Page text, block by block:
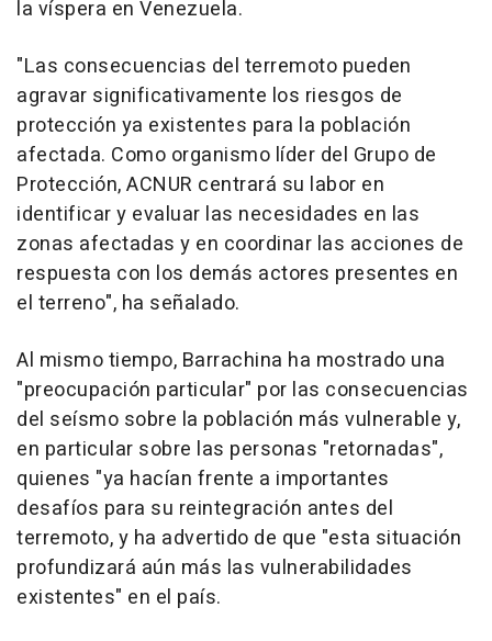
la víspera en Venezuela.
"Las consecuencias del terremoto pueden
agravar significativamente los riesgos de
protección ya existentes para la población
afectada. Como organismo líder del Grupo de
Protección, ACNUR centrará su labor en
identificar y evaluar las necesidades en las
zonas afectadas y en coordinar las acciones de
respuesta con los demás actores presentes en
el terreno", ha señalado.
Al mismo tiempo, Barrachina ha mostrado una
"preocupación particular" por las consecuencias
del seísmo sobre la población más vulnerable y,
en particular sobre las personas "retornadas",
quienes "ya hacían frente a importantes
desafíos para su reintegración antes del
terremoto, y ha advertido de que "esta situación
profundizará aún más las vulnerabilidades
existentes" en el país.